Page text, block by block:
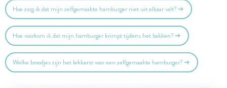
Hoe zorg ik dat mijn zelfgemaakte hamburger niet uit elkaar valt?
Hoe voorkom ik dat mijn hamburger krimpt tijdens het bakken?
Welke broodjes zijn het lekkerst voor een zelfgemaakte hamburger?